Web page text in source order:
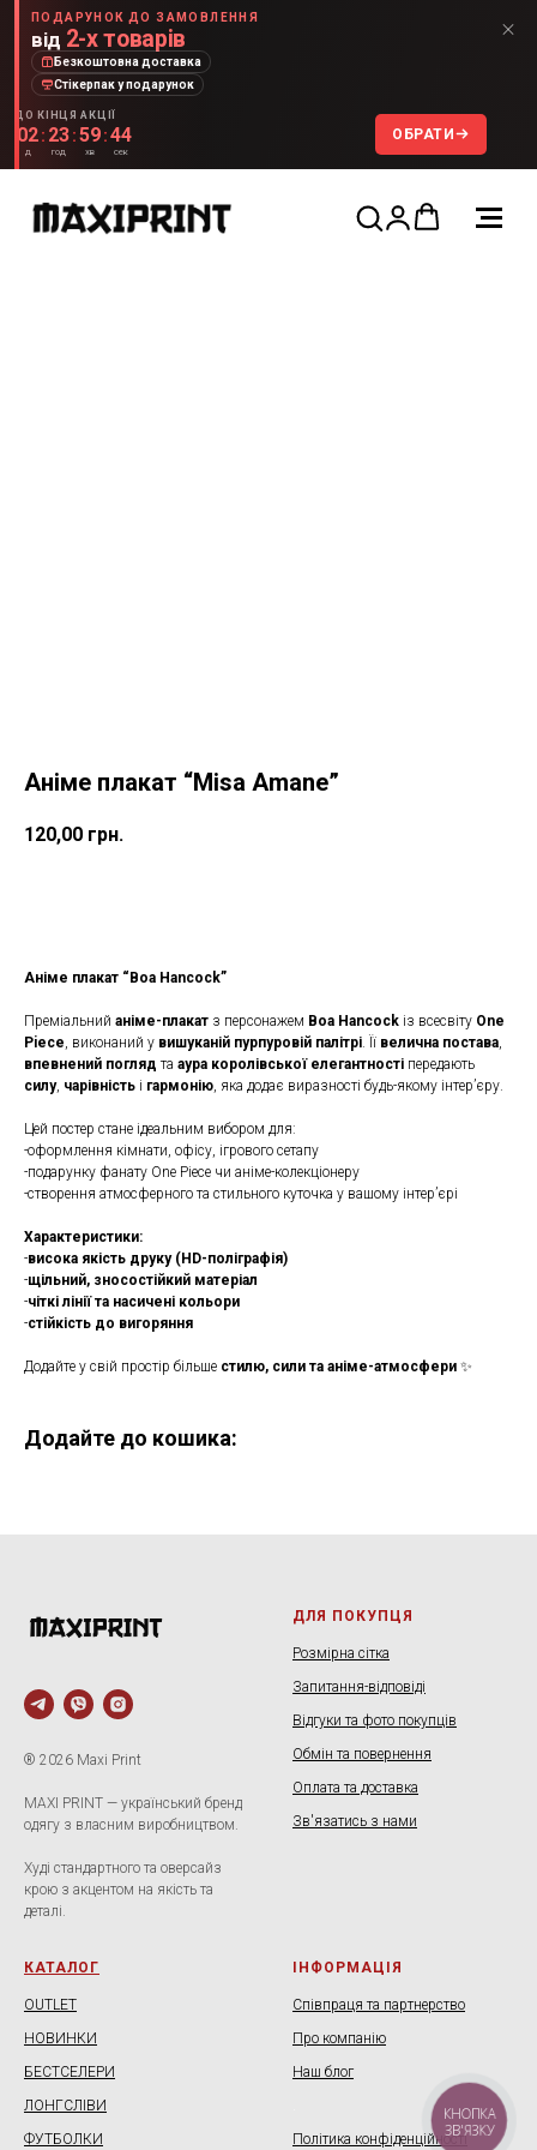
ПОДАРУНОК ДО ЗАМОВЛЕННЯ
від 2-х товарів
Безкоштовна доставка
Стікерпак у подарунок
ДО КІНЦЯ АКЦІЇ
02
д
: 23
год
:59
хв
:44
сек
ОБРАТИ
Аніме плакат “Misa Amane”
120,00 грн.
Аніме плакат “Boa Hancock”
Преміальний аніме-плакат з персонажем Boa Hancock із всесвіту One
Piece, виконаний у вишуканій пурпуровій палітрі. Її велична постава,
впевнений погляд та аура королівської елегантності передають
силу, чарівність і гармонію, яка додає виразності будь-якому інтер’єру.
Цей постер стане ідеальним вибором для:
-оформлення кімнати, офісу, ігрового сетапу
-подарунку фанату One Piece чи аніме-колекціонеру
-створення атмосферного та стильного куточка у вашому інтер’єрі
Характеристики:
-висока якість друку (HD-поліграфія)
-щільний, зносостійкий матеріал
-чіткі лінії та насичені кольори
-стійкість до вигоряння
Додайте у свій простір більше стилю, сили та аніме-атмосфери ✨
Додайте до кошика:
® 2026 Maxi Print
MAXI PRINT — український бренд
одягу з власним виробництвом.
Худі стандартного та оверсайз
крою з акцентом на якість та
деталі.
ДЛЯ ПОКУПЦЯ
Розмірна сітка
Запитання-відповіді
Відгуки та фото покупців
Обмін та повернення
Оплата та доставка
Зв'язатись з нами
КАТАЛОГ
OUTLET
НОВИНКИ
БЕСТСЕЛЕРИ
ЛОНГСЛІВИ
ФУТБОЛКИ
ІНФОРМАЦІЯ
Співпраця та партнерство
Про компанію
Наш блог
Політика конфіденційності
КНОПКА
ЗВ'ЯЗКУ